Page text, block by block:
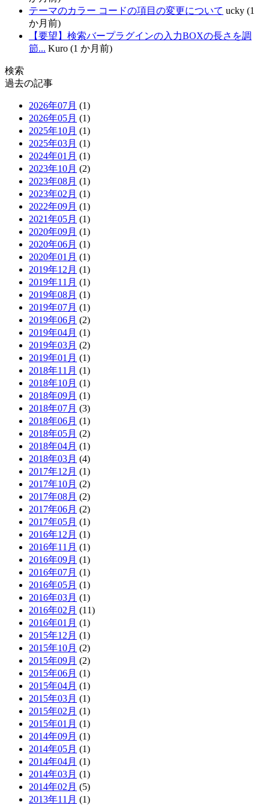
テーマのカラー コードの項目の変更について ucky (1
か月前)
【要望】検索バープラグインの入力BOXの長さを調
節... Kuro (1 か月前)
検索
過去の記事
2026年07月 (1)
2026年05月 (1)
2025年10月 (1)
2025年03月 (1)
2024年01月 (1)
2023年10月 (2)
2023年08月 (1)
2023年02月 (1)
2022年09月 (1)
2021年05月 (1)
2020年09月 (1)
2020年06月 (1)
2020年01月 (1)
2019年12月 (1)
2019年11月 (1)
2019年08月 (1)
2019年07月 (1)
2019年06月 (2)
2019年04月 (1)
2019年03月 (2)
2019年01月 (1)
2018年11月 (1)
2018年10月 (1)
2018年09月 (1)
2018年07月 (3)
2018年06月 (1)
2018年05月 (2)
2018年04月 (1)
2018年03月 (4)
2017年12月 (1)
2017年10月 (2)
2017年08月 (2)
2017年06月 (2)
2017年05月 (1)
2016年12月 (1)
2016年11月 (1)
2016年09月 (1)
2016年07月 (1)
2016年05月 (1)
2016年03月 (1)
2016年02月 (11)
2016年01月 (1)
2015年12月 (1)
2015年10月 (2)
2015年09月 (2)
2015年06月 (1)
2015年04月 (1)
2015年03月 (1)
2015年02月 (1)
2015年01月 (1)
2014年09月 (1)
2014年05月 (1)
2014年04月 (1)
2014年03月 (1)
2014年02月 (5)
2013年11月 (1)